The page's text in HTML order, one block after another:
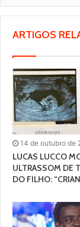
ARTIGOS
14 de outubro de
LUCAS LUCCO
ULTRASSOM DE
DO FILHO: